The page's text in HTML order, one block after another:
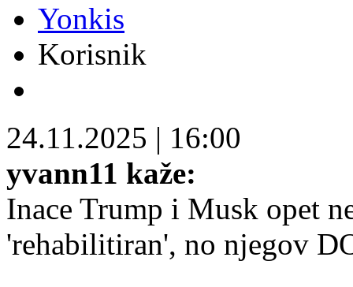
Yonkis
Korisnik
24.11.2025 | 16:00
yvann11 kaže:
Inace Trump i Musk opet
'rehabilitiran', no njegov